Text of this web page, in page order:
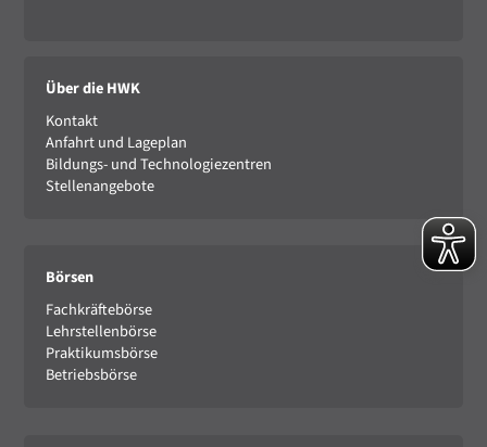
Über die HWK
Kontakt
Anfahrt und Lageplan
Bildungs- und Technologiezentren
Stellenangebote
Börsen
Fachkräftebörse
Lehrstellenbörse
Praktikumsbörse
Betriebsbörse